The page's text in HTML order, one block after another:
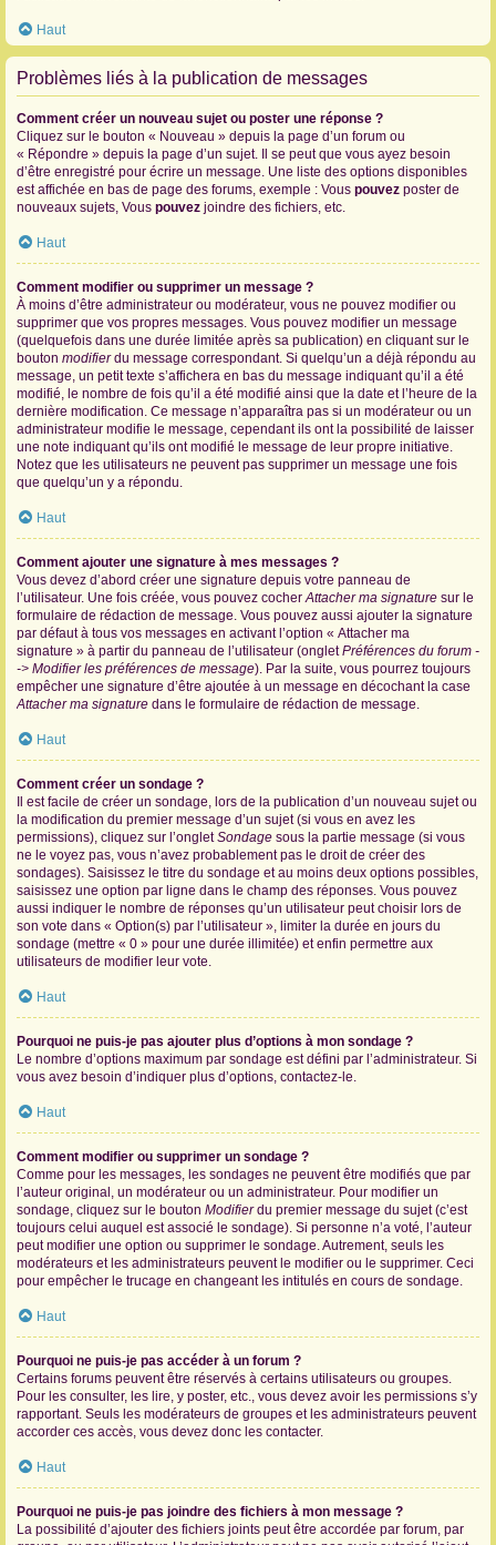
Haut
Problèmes liés à la publication de messages
Comment créer un nouveau sujet ou poster une réponse ?
Cliquez sur le bouton « Nouveau » depuis la page d’un forum ou
« Répondre » depuis la page d’un sujet. Il se peut que vous ayez besoin
d’être enregistré pour écrire un message. Une liste des options disponibles
est affichée en bas de page des forums, exemple : Vous pouvez poster de
nouveaux sujets, Vous pouvez joindre des fichiers, etc.
Haut
Comment modifier ou supprimer un message ?
À moins d’être administrateur ou modérateur, vous ne pouvez modifier ou
supprimer que vos propres messages. Vous pouvez modifier un message
(quelquefois dans une durée limitée après sa publication) en cliquant sur le
bouton modifierdu message correspondant. Si quelqu’un a déjà répondu au
message, un petit texte s’affichera en bas du message indiquant qu’il a été
modifié, le nombre de fois qu’il a été modifié ainsi que la date et l’heure de la
dernière modification. Ce message n’apparaîtra pas si un modérateur ou un
administrateur modifie le message, cependant ils ont la possibilité de laisser
une note indiquant qu’ils ont modifié le message de leur propre initiative.
Notez que les utilisateurs ne peuvent pas supprimer un message une fois
que quelqu’un y a répondu.
Haut
Comment ajouter une signature à mes messages ?
Vous devez d’abord créer une signature depuis votre panneau de
l’utilisateur. Une fois créée, vous pouvez cocherAttacher ma signature sur le
formulaire de rédaction de message. Vous pouvez aussi ajouter la signature
par défaut à tous vos messages en activant l’option « Attacher ma
signature » à partir du panneau de l’utilisateur (ongletPréférences du forum -
-> Modifier les préférences de message). Par la suite, vous pourrez toujours
empêcher une signature d’être ajoutée à un message en décochant la case
Attacher ma signature dans le formulaire de rédaction de message.
Haut
Comment créer un sondage ?
Il est facile de créer un sondage, lors de la publication d’un nouveau sujet ou
la modification du premier message d’un sujet (si vous en avez les
permissions), cliquez sur l’ongletSondage sous la partie message (si vous
ne le voyez pas, vous n’avez probablement pas le droit de créer des
sondages). Saisissez le titre du sondage et au moins deux options possibles,
saisissez une option par ligne dans le champ des réponses. Vous pouvez
aussi indiquer le nombre de réponses qu’un utilisateur peut choisir lors de
son vote dans « Option(s) par l’utilisateur », limiter la durée en jours du
sondage (mettre « 0 » pour une durée illimitée) et enfin permettre aux
utilisateurs de modifier leur vote.
Haut
Pourquoi ne puis-je pas ajouter plus d’options à mon sondage ?
Le nombre d’options maximum par sondage est défini par l’administrateur. Si
vous avez besoin d’indiquer plus d’options, contactez-le.
Haut
Comment modifier ou supprimer un sondage ?
Comme pour les messages, les sondages ne peuvent être modifiés que par
l’auteur original, un modérateur ou un administrateur. Pour modifier un
sondage, cliquez sur le bouton Modifierdu premier message du sujet (c’est
toujours celui auquel est associé le sondage). Si personne n’a voté, l’auteur
peut modifier une option ou supprimer le sondage. Autrement, seuls les
modérateurs et les administrateurs peuvent le modifier ou le supprimer. Ceci
pour empêcher le trucage en changeant les intitulés en cours de sondage.
Haut
Pourquoi ne puis-je pas accéder à un forum ?
Certains forums peuvent être réservés à certains utilisateurs ou groupes.
Pour les consulter, les lire, y poster, etc., vous devez avoir les permissions s’y
rapportant. Seuls les modérateurs de groupes et les administrateurs peuvent
accorder ces accès, vous devez donc les contacter.
Haut
Pourquoi ne puis-je pas joindre des fichiers à mon message ?
La possibilité d’ajouter des fichiers joints peut être accordée par forum, par